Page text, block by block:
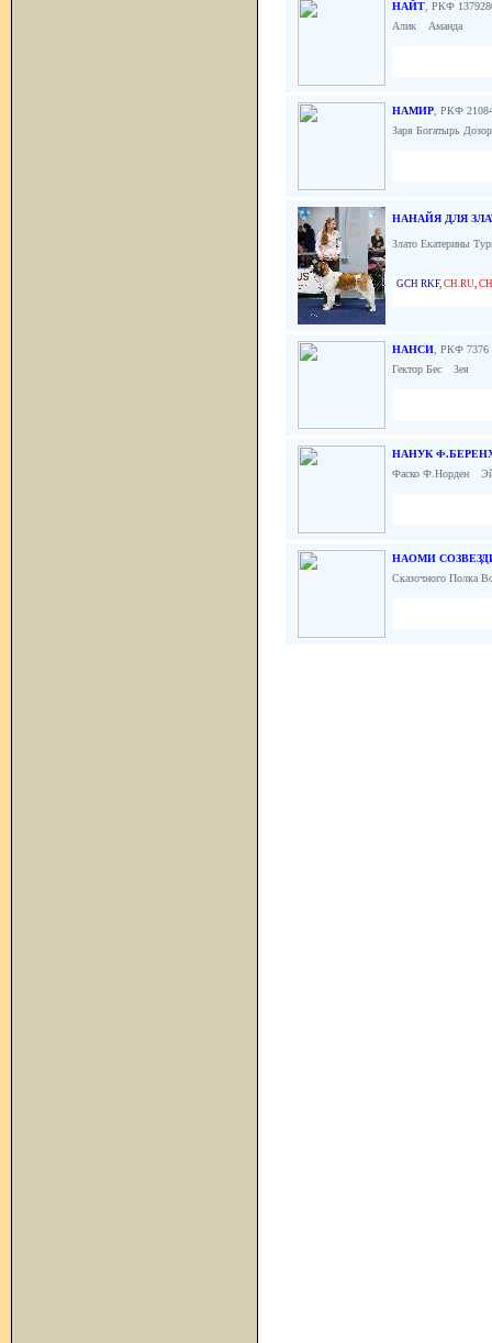
НАЙТ , РКФ
Алик
Аманда
НАМИР , РКФ
Заря Богатырь
НАНАЙЯ ДЛЯ
Злато Екатерины
GCH RKF, CH.RU,
НАНСИ , РКФ 7376
Гектор Бес
Зея
НАНУК
Фаско Ф.Норден
НАОМИ
Сказочного Полка